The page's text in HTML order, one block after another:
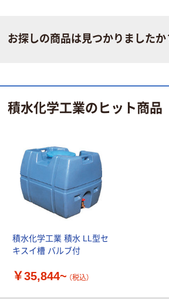
お探しの商品は見つかりましたか
積水化学工業のヒット商品
積水化学工業 積水 LL型セ
キスイ槽 バルブ付
￥35,844~ （税込）
積水化学工業
厚さ0.062mm
OPPテープ
No.884E
48mm×100m
￥2,800~
（税込）
本気プライス
【養生テープ】 フ
ープ No.738 緑